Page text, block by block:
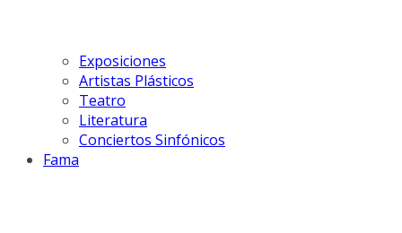
Exposiciones
Artistas Plásticos
Teatro
Literatura
Conciertos Sinfónicos
Fama